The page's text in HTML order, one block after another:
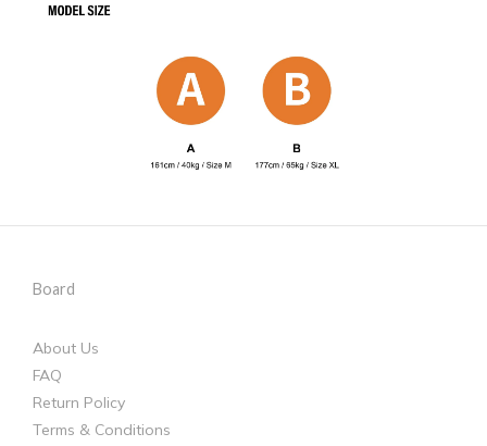
Board
About Us
FAQ
Return Policy
Terms & Conditions